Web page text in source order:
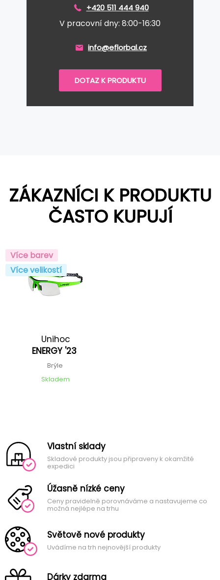
+420 511 444 940
V pracovní dny: 8:00-16:30
info@eflorbal.cz
DOTAZ K PRODUKTU
ZÁKAZNÍCI K PRODUKTU
ČASTO KUPUJÍ
Více barev
Více velikostí
Unihoc
ENERGY '23
Brýle
Skladem
Vlastní sklady
Skladové produkty jsou připraveny k okamžité
expedici
Úžasně nízké ceny
Ceny pravidelně porovnáváme a nastavujeme co
možná nejlépe na trhu
Světově nové produkty
Uvádíme na trh nejnovější produkty
Dárky zdarma